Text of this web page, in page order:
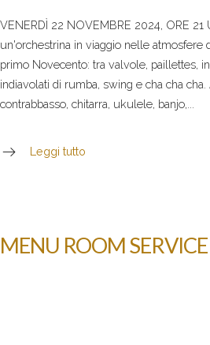
VENERDÌ 22 NOVEMBRE 2024, ORE 21
un'orchestrina in viaggio nelle atmosfere
primo Novecento: tra valvole, paillettes,
indiavolati di rumba, swing e cha cha
contrabbasso, chitarra, ukulele, banjo,...
Leggi tutto
MENU ROOM SERVICE